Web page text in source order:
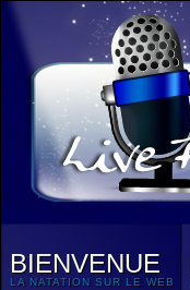
BIENVENUE
LA NATATION SUR LE WEB